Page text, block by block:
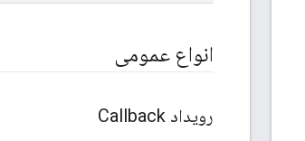
انواع عمومی
رویداد Callback